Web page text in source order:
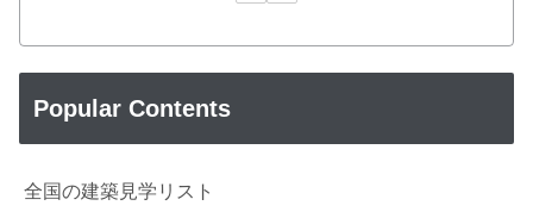
Popular Contents
全国の建築見学リスト